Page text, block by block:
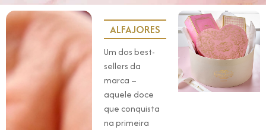
ALFAJORES
Um dos best-
sellers da
marca –
aquele doce
que conquista
na primeira